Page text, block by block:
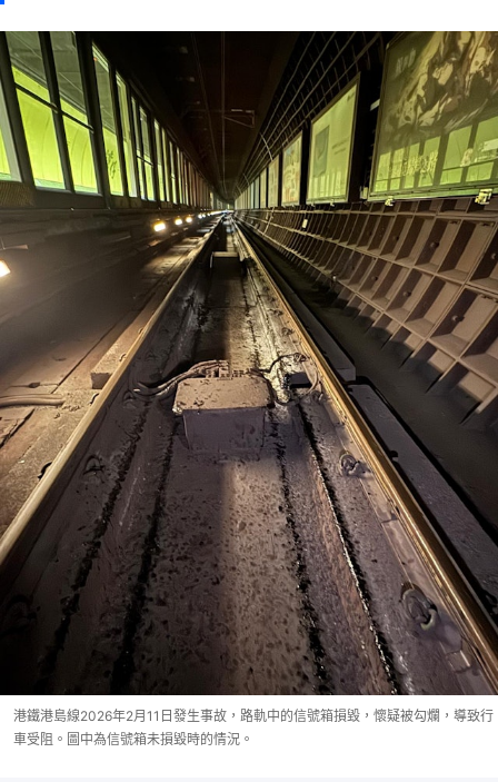
港鐵港島線2026年2月11日發生事故，路軌中的信號箱損毀，懷疑被勾爛，導致行
車受阻。圖中為信號箱未損毀時的情況。